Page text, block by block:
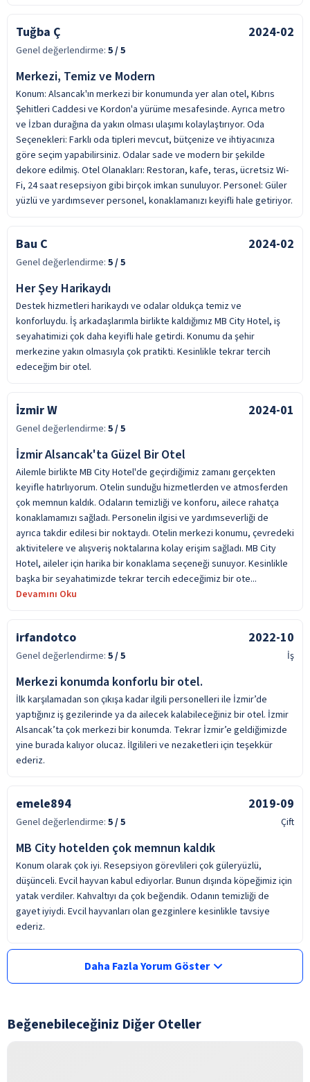
Tuğba Ç 2024-02
Genel değerlendirme: 5/ 5
Merkezi, Temiz ve Modern
Konum: Alsancak'ın merkezi bir konumunda yer alan otel, Kıbrıs
Şehitleri Caddesi ve Kordon'a yürüme mesafesinde. Ayrıca metro
ve İzban durağına da yakın olması ulaşımı kolaylaştırıyor. Oda
Seçenekleri: Farklı oda tipleri mevcut, bütçenize ve ihtiyacınıza
göre seçim yapabilirsiniz. Odalar sade ve modern bir şekilde
dekore edilmiş. Otel Olanakları: Restoran, kafe, teras, ücretsiz Wi-
Fi, 24 saat resepsiyon gibi birçok imkan sunuluyor. Personel: Güler
yüzlü ve yardımsever personel, konaklamanızı keyifli hale getiriyor.
Bau C 2024-02
Genel değerlendirme: 5/ 5
Her Şey Harikaydı
Destek hizmetleri harikaydı ve odalar oldukça temiz ve
konforluydu. İş arkadaşlarımla birlikte kaldığımız MB City Hotel, iş
seyahatimizi çok daha keyifli hale getirdi. Konumu da şehir
merkezine yakın olmasıyla çok pratikti. Kesinlikle tekrar tercih
edeceğim bir otel.
İzmir W 2024-01
Genel değerlendirme: 5/ 5
İzmir Alsancak'ta Güzel Bir Otel
Ailemle birlikte MB City Hotel'de geçirdiğimiz zamanı gerçekten
keyifle hatırlıyorum. Otelin sunduğu hizmetlerden ve atmosferden
çok memnun kaldık. Odaların temizliği ve konforu, ailece rahatça
konaklamamızı sağladı. Personelin ilgisi ve yardımseverliği de
ayrıca takdir edilesi bir noktaydı. Otelin merkezi konumu, çevredeki
aktivitelere ve alışveriş noktalarına kolay erişim sağladı. MB City
Hotel, aileler için harika bir konaklama seçeneği sunuyor. Kesinlikle
başka bir seyahatimizde tekrar tercih edeceğimiz bir ote...
Devamını Oku
irfandotco 2022-10
Genel değerlendirme: 5/ 5 İş
Merkezi konumda konforlu bir otel.
İlk karşılamadan son çıkışa kadar ilgili personelleri ile İzmir’de
yaptığınız iş gezilerinde ya da ailecek kalabileceğiniz bir otel. İzmir
Alsancak’ta çok merkezi bir konumda. Tekrar İzmir’e geldiğimizde
yine burada kalıyor olucaz. İlgilileri ve nezaketleri için teşekkür
ederiz.
emele894 2019-09
Genel değerlendirme: 5/ 5 Çift
MB City hotelden çok memnun kaldık
Konum olarak çok iyi. Resepsiyon görevlileri çok güleryüzlü,
düşünceli. Evcil hayvan kabul ediyorlar. Bunun dışında köpeğimiz için
yatak verdiler. Kahvaltıyı da çok beğendik. Odanın temizliği de
gayet iyiydi. Evcil hayvanları olan gezginlere kesinlikle tavsiye
ederiz.
Daha Fazla Yorum Göster
Beğenebileceğiniz Diğer Oteller